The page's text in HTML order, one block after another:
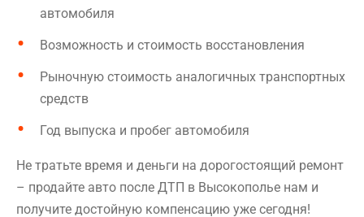
автомобиля
Возможность и стоимость восстановления
Рыночную стоимость аналогичных транспортных
средств
Год выпуска и пробег автомобиля
Не тратьте время и деньги на дорогостоящий ремонт
– продайте авто после ДТП в Высокополье нам и
получите достойную компенсацию уже сегодня!